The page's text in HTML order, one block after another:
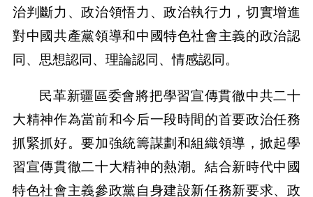
治判斷力、政治領悟力、政治執行力，切實增進
對中國共產黨領導和中國特色社會主義的政治認
同、思想認同、理論認同、情感認同。
民革新疆區委會將把學習宣傳貫徹中共二十
大精神作為當前和今后一段時間的首要政治任務
抓緊抓好。要加強統籌謀劃和組織領導，掀起學
習宣傳貫徹二十大精神的熱潮。結合新時代中國
特色社會主義參政黨自身建設新任務新要求、政